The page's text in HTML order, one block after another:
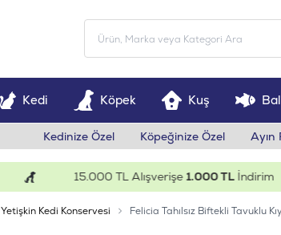
Kedi Köpek Kuş
Kedinize Özel Köpeğinize Özel Ayın
15.000 TL Alışverişe1.000 TLİndirim
Yetişkin Kedi Konservesi Felicia Tahılsız Biftekli Tavuklu